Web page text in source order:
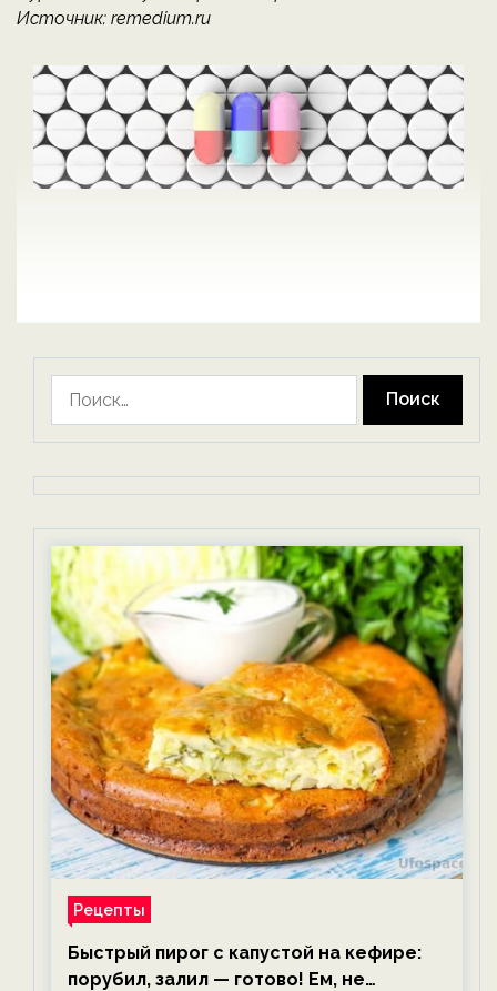
Источник: remedium.ru
Рецепты
Быстрый пирог с капустой на кефире:
порубил, залил — готово! Ем, не